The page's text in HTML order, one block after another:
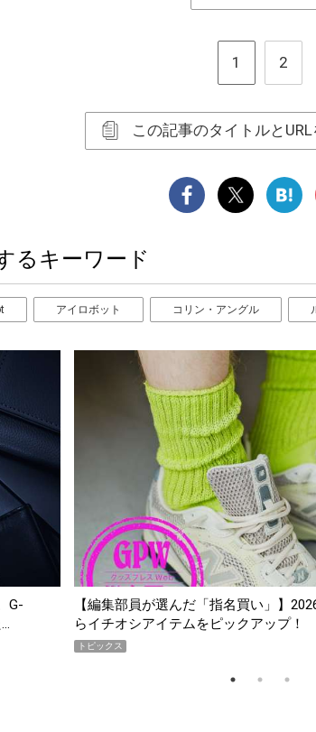
1 2
この記事のタイトルと
るキーワード
アイロボット コリン・アングル
】2026年7月掲載記事か
！
「買って損なし」の極
期AWARD】